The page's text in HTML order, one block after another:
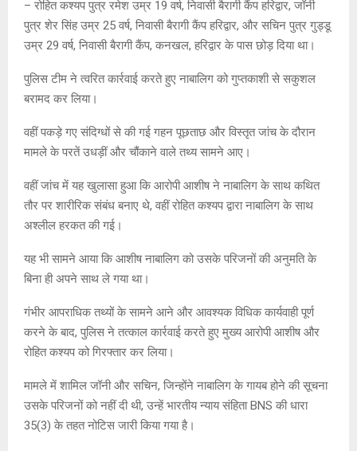
– रोहित कश्यप पुत्र रमेश उम्र 19 वर्ष, निवासी बैरागी कैंप हरिद्वार, जॉनी
पुत्र शेर सिंह उम्र 25 वर्ष, निवासी बैरागी कैंप हरिद्वार, और सचिन पुत्र गुड्डू
उम्र 29 वर्ष, निवासी बैरागी कैंप, कनखल, हरिद्वार के पास छोड़ दिया था।
पुलिस टीम ने त्वरित कार्रवाई करते हुए नाबालिग को गुप्तकाशी से सकुशल
बरामद कर लिया।
वहीं पकड़े गए संदिग्धों से की गई गहन पूछताछ और विस्तृत जांच के दौरान
मामले के परतें उधड़ीं और चौंकाने वाले तथ्य सामने आए।
वहीं जांच में यह खुलासा हुआ कि आरोपी आशीष ने नाबालिग के साथ कथित
तौर पर शारीरिक संबंध बनाए थे, वहीं रोहित कश्यप द्वारा नाबालिग के साथ
अश्लील हरकत की गई।
यह भी सामने आया कि आशीष नाबालिग को उसके परिजनों की अनुमति के
बिना ही अपने साथ ले गया था।
गंभीर आपराधिक तथ्यों के सामने आने और आवश्यक विधिक कार्यवाही पूर्ण
करने के बाद, पुलिस ने तत्काल कार्रवाई करते हुए मुख्य आरोपी आशीष और
रोहित कश्यप को गिरफ्तार कर लिया।
मामले में शामिल जॉनी और सचिन, जिन्होंने नाबालिग के गायब होने की सूचना
उसके परिजनों को नहीं दी थी, उन्हें भारतीय न्याय संहिता BNS की धारा
35(3) के तहत नोटिस जारी किया गया है।